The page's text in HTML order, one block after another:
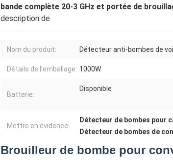
bande complète 20-3 GHz et portée de
description de
Nom du produit: Détecteur anti-bombes de
Détails de l'emballage: 1000W
Batterie:
Disponible
Mettre en évidence:
Détecteur de bombes pour
Détecteur de bombes de
Brouilleur de bombe pour